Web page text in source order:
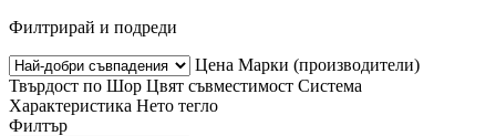
Филтрирай и подреди
Цена Марки (производители)
Твърдост по Шор Цвят съвместимост Система
Характеристика Нето тегло
Филтър